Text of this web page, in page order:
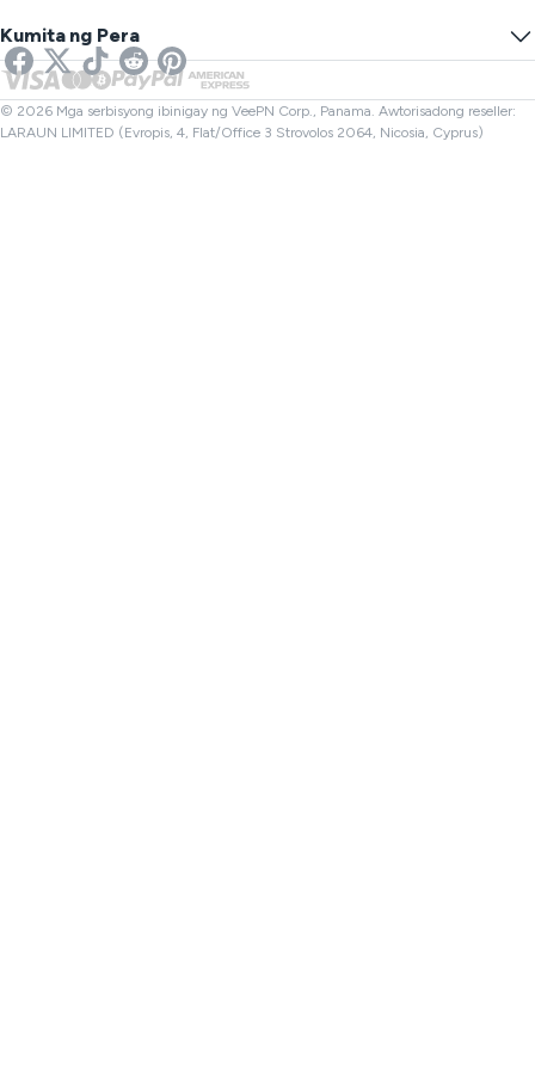
VPN para sa Streaming
Netflix VPN
Online na SMS
Tagasuri ng Link
Tagasuri ng File
UK VPN
Canada VPN
Turkey VPN
Kumita ng Pera
Mga Kasosyo
© 2026 Mga serbisyong ibinigay ng VeePN Corp., Panama. Awtorisadong reseller:
LARAUN LIMITED (Evropis, 4, Flat/Office 3 Strovolos 2064, Nicosia, Cyprus)